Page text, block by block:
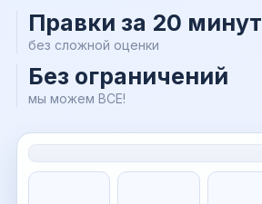
Правки за 20 минут
без сложной оценки
Без ограничений
мы можем ВСЕ!